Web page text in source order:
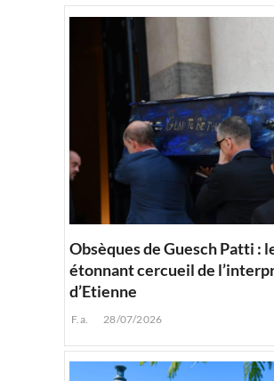
Obsèques de Guesch Patti :
étonnant cercueil de
d’Etienne
F.a. 28/07/2026